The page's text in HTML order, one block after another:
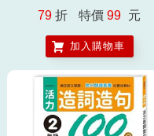
79 折 特價 99 元
加入購物車